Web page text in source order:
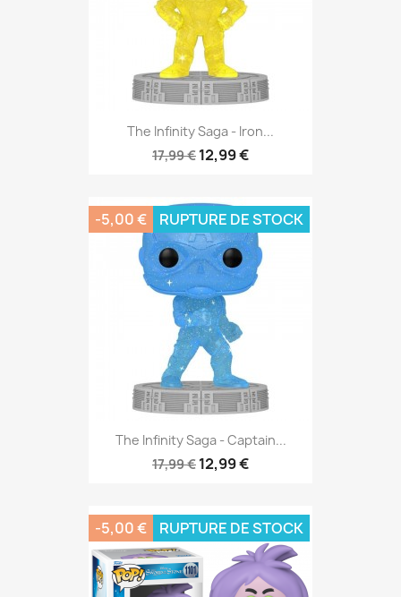
The Infinity Saga - Iron...
17,99 € 12,99 €
The Infinity Saga - Captain...
17,99 € 12,99 €
-5,00 € RUPTURE DE STOCK
-5,00 € RUPTURE DE STOCK